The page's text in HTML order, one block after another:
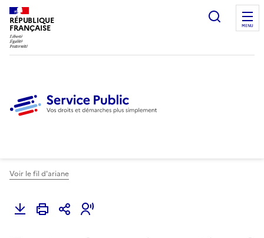
RÉPUBLIQUE
FRANÇAISE
Ouvrir
MENU
Voir le fil d'ariane